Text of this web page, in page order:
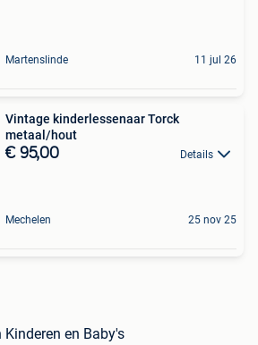
Martenslinde 11 jul 26
Vintage kinderlessenaar Torck
metaal/hout
€ 95,00 Details
Mechelen 25 nov 25
en Baby's